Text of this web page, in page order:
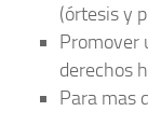
(órtesis y
Promover
derechos
Para mas